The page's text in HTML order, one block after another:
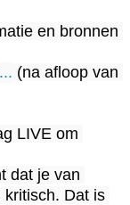
en bronnen
(na afloop van
LIVE om
dat je van
kritisch. Dat is